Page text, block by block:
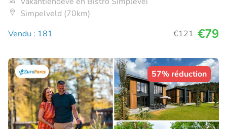
Simpelveld (70km)
Vendu : 181
€121 €79
57% réduction